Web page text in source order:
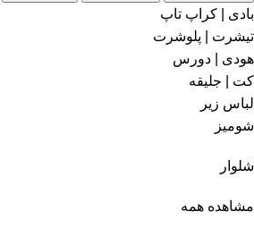
بادی | کراپ تاپ
تیشرت | پلوشرت
هودی | دورس
کت | جلیقه
لباس زیر
شومیز
شلوار
مشاهده همه